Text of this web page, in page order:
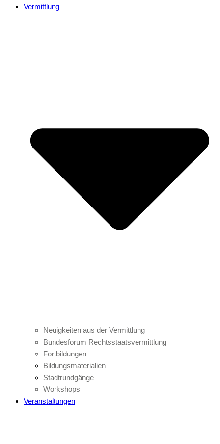
Vermittlung
Neuigkeiten aus der Vermittlung
Bundesforum Rechtsstaatsvermittlung
Fortbildungen
Bildungsmaterialien
Stadtrundgänge
Workshops
Veranstaltungen